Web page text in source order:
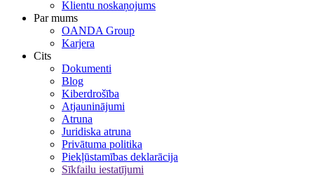
Klientu noskaņojums
Par mums
OANDA Group
Karjera
Cits
Dokumenti
Blog
Kiberdrošība
Atjauninājumi
Atruna
Juridiska atruna
Privātuma politika
Piekļūstamības deklarācija
Sīkfailu iestatījumi